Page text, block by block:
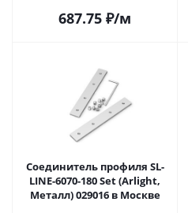
687.75 ₽/м
Соединитель профиля SL-
LINE-6070-180 Set (Arlight,
Металл) 029016 в Москве